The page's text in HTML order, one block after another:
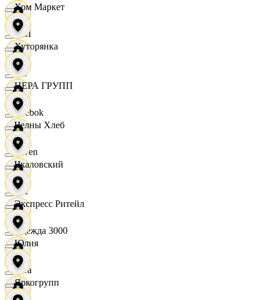
OBI
RE
Reebok
Seven
XC
Одежда 3000
Zara
Хом Маркет
Хуторянка
ЦЕРА ГРУПП
Челны Хлеб
Чкаловский
Экспресс Ритейл
Юлия
Яркогрупп